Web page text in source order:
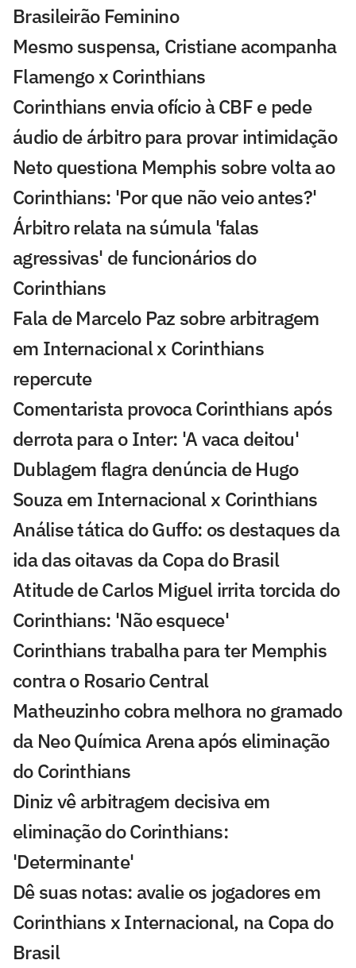
Brasileirão Feminino
Mesmo suspensa, Cristiane acompanha
Flamengo x Corinthians
Corinthians envia ofício à CBF e pede
áudio de árbitro para provar intimidação
Neto questiona Memphis sobre volta ao
Corinthians: 'Por que não veio antes?'
Árbitro relata na súmula 'falas
agressivas' de funcionários do
Corinthians
Fala de Marcelo Paz sobre arbitragem
em Internacional x Corinthians
repercute
Comentarista provoca Corinthians após
derrota para o Inter: 'A vaca deitou'
Dublagem flagra denúncia de Hugo
Souza em Internacional x Corinthians
Análise tática do Guffo: os destaques da
ida das oitavas da Copa do Brasil
Atitude de Carlos Miguel irrita torcida do
Corinthians: 'Não esquece'
Corinthians trabalha para ter Memphis
contra o Rosario Central
Matheuzinho cobra melhora no gramado
da Neo Química Arena após eliminação
do Corinthians
Diniz vê arbitragem decisiva em
eliminação do Corinthians:
'Determinante'
Dê suas notas: avalie os jogadores em
Corinthians x Internacional, na Copa do
Brasil